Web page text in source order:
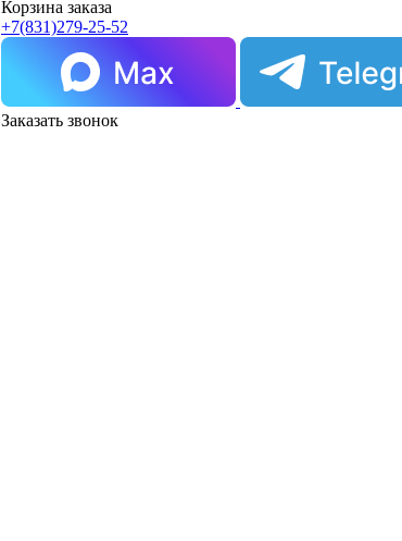
Корзина заказа
+7(831)279-25-52
Заказать звонок